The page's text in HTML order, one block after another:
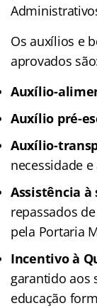
Os auxílios e
aprovados
Auxílio-
Auxílio pré-
Auxílio-
necessidade
Assistência
repassados
pela Portaria
Incentivo à
garantido aos
educação